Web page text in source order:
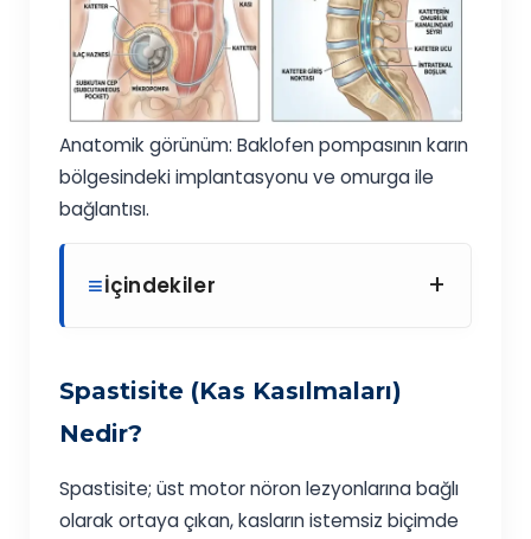
Anatomik görünüm: Baklofen pompasının karın
bölgesindeki implantasyonu ve omurga ile
bağlantısı.
İçindekiler +
Spastisite (Kas Kasılmaları)
Nedir?
Spastisite; üst motor nöron lezyonlarına bağlı
olarak ortaya çıkan, kasların istemsiz biçimde